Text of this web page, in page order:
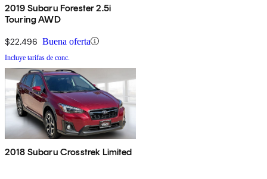
2019 Subaru Forester 2.5i
Touring AWD
$22,496 Buena oferta
Incluye tarifas de conc.
2018 Subaru Crosstrek Limited